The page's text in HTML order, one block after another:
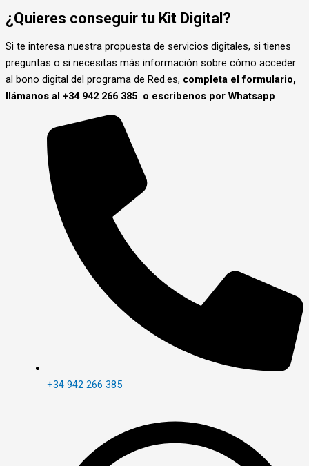
¿Quieres conseguir tu Kit Digital?
Si te interesa nuestra propuesta de servicios digitales, si tienes
preguntas o si necesitas más información sobre cómo acceder
al bono digital del programa de Red.es, completa el formulario,
llámanos al +34 942 266 385 o escribenos por Whatsapp
+34 942 266 385